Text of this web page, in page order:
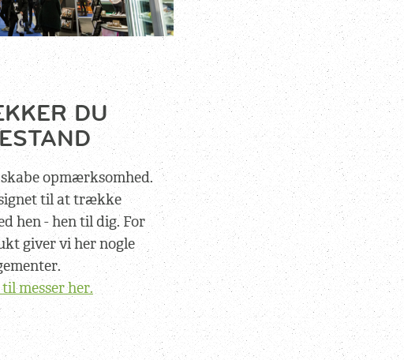
DU
opmærksomhed.
til at trække
hen - hen til dig. For
giver vi her nogle
messer her.